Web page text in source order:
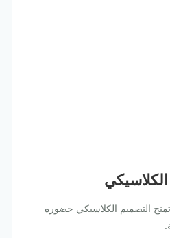
التصميم الكلاسيكي حضوره